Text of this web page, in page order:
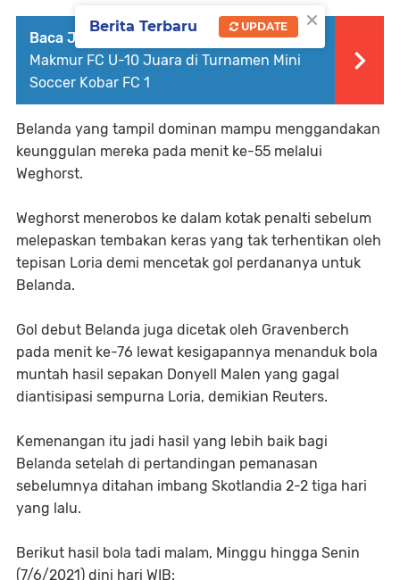
Baca Juga :
Kobar FC U-12 Dan Kijang
Makmur FC U-10 Juara di Turnamen Mini
Soccer Kobar FC 1
Belanda yang tampil dominan mampu menggandakan
keunggulan mereka pada menit ke-55 melalui
Weghorst.
Weghorst menerobos ke dalam kotak penalti sebelum
melepaskan tembakan keras yang tak terhentikan oleh
tepisan Loria demi mencetak gol perdananya untuk
Belanda.
Gol debut Belanda juga dicetak oleh Gravenberch
pada menit ke-76 lewat kesigapannya menanduk bola
muntah hasil sepakan Donyell Malen yang gagal
diantisipasi sempurna Loria, demikian Reuters.
Kemenangan itu jadi hasil yang lebih baik bagi
Belanda setelah di pertandingan pemanasan
sebelumnya ditahan imbang Skotlandia 2-2 tiga hari
yang lalu.
Berikut hasil bola tadi malam, Minggu hingga Senin
(7/6/2021) dini hari WIB:
×
Berita Terbaru UPDATE